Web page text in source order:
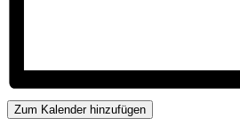
Zum Kalender hinzufügen